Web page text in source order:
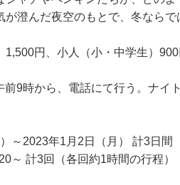
が澄んだ夜空のもとで、冬なら
円、小人（小・中学生）
9時から、電話にて行う。ナイ
～2023年1月2日（月） 計3日間
～ 計3回（各回約1時間の行程）